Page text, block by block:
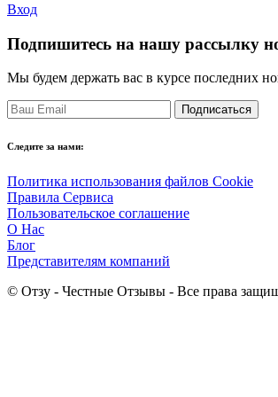
Вход
Подпишитесь на нашу рассылку
Мы будем держать вас в курсе последних
Подписаться
Следите за нами:
Политика использования файлов Cookie
Правила Сервиса
Пользовательское соглашение
О Нас
Блог
Представителям компаний
© Отзу - Честные Отзывы - Все права